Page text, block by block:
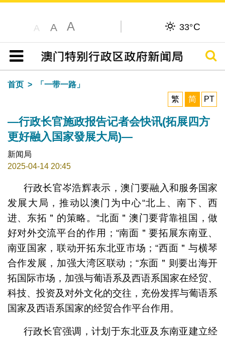
A A A 33°C
目录
搜寻
首页
「一带一路」
繁
简 PT
—行政长官施政报告记者会快讯(拓展四方
更好融入国家發展大局)—
新闻局
2025-04-14 20:45
行政长官岑浩辉表示，澳门要融入和服务国家
发展大局，推动以澳门为中心“北上、南下、西
进、东拓＂的策略。“北面＂澳门要背靠祖国，做
好对外交流平台的作用；“南面＂要拓展东南亚、
南亚国家，联动开拓东北亚市场；“西面＂与横琴
合作发展，加强大湾区联动；“东面＂则要出海开
拓国际市场，加强与葡语系及西语系国家在经贸、
科技、投资及对外文化的交往，充份发挥与葡语系
国家及西语系国家的经贸合作平台作用。
行政长官强调，计划于东北亚及东南亚建立经